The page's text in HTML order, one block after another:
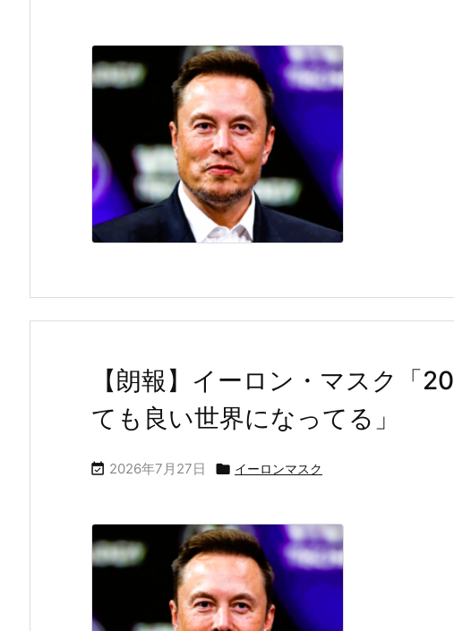
【朗報】イーロン・マスク「
ても良い世界になってる」
 2026年7月27日  イーロンマスク